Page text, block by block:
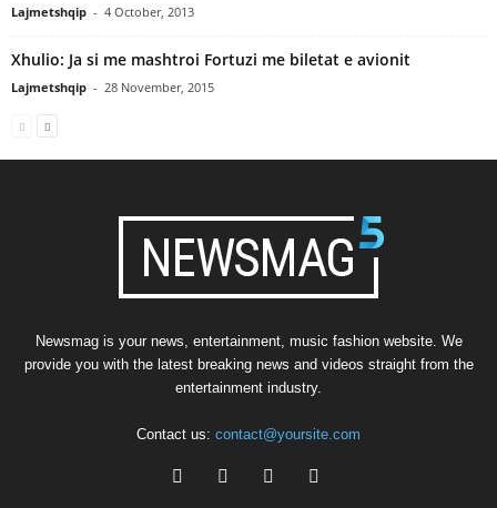
Lajmetshqip - 4 October, 2013
Xhulio: Ja si me mashtroi Fortuzi me biletat e avionit
Lajmetshqip - 28 November, 2015
Newsmag is your news, entertainment, music fashion website. We
provide you with the latest breaking news and videos straight from the
entertainment industry.
Contact us: contact@yoursite.com